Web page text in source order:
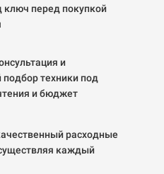
ключ перед покупкой
и
техники под
и бюджет
расходные
каждый